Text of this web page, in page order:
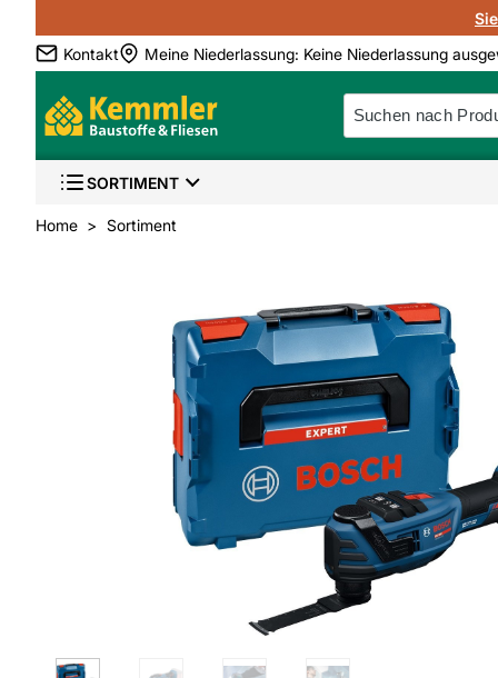
Kontakt
Meine Niederlassung: Keine Niederlassung
SORTIMENT
Home Sortiment